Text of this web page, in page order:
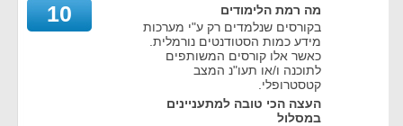
מה רמת הלימודים
בקורסים שנלמדים רק ע"י מערכות
מידע כמות הסטודנטים נורמלית.
כאשר אלו קורסים המשותפים
לתוכנה ו/או תעו"נ המצב
קטסטרופלי.
העצה הכי טובה למתעניינים
במסלול
10